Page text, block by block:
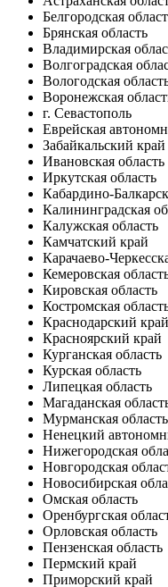
Белгородская
Брянская область
Владимирская
Волгоградская
Вологодская
Воронежская
г. Севастополь
Еврейская
Забайкальский край
Ивановская область
Иркутская область
Кабардино-
Калининградская
Калужская область
Камчатский край
Карачаево-
Кемеровская
Кировская область
Костромская
Краснодарский край
Красноярский край
Курганская область
Курская область
Липецкая область
Магаданская
Мурманская область
Ненецкий
Нижегородская
Новгородская
Новосибирская
Омская область
Оренбургская
Орловская область
Пензенская область
Пермский край
Приморский край